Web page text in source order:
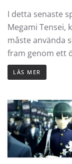
I detta senaste
Megami Tensei,
måste använda
fram genom ett
LÄS MER